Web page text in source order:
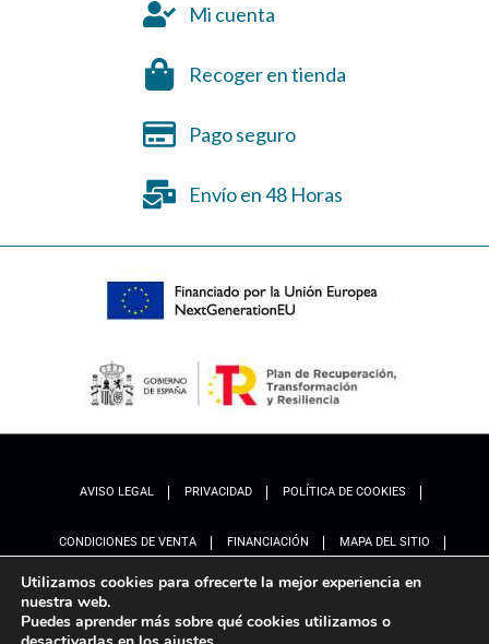
Mi cuenta
Recoger en tienda
Pago seguro
Envío en 48 Horas
AVISO LEGAL PRIVACIDAD POLÍTICA DE COOKIES
CONDICIONES DE VENTA FINANCIACIÓN MAPA DEL SITIO
AJUSTES
Utilizamos cookies para ofrecerte la mejor experiencia en
nuestra web.
Puedes aprender más sobre qué cookies utilizamos o